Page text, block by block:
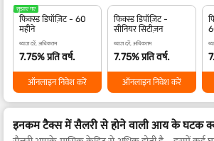
सुझाए गए
फिक्स्ड डिपॉज़िट - 60
महीने
ब्याज दरें, अधिकतम
7.75% प्रति वर्ष.
ऑनलाइन निवेश करें
फिक्स्ड डिपॉज़िट -
सीनियर सिटीज़न
ब्याज दरें, अधिकतम
7.75% प्रति वर्ष.
ऑनलाइन निवेश करें
इनकम टैक्स में सैलरी से होने वाली आय के घटक